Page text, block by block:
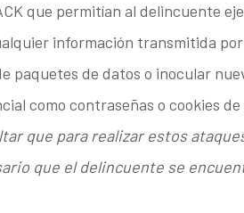
que permitían al delincuente
información transmitida
paquetes de datos o inocular
como contraseñas o cookies de
que para realizar estos
que el delincuente se